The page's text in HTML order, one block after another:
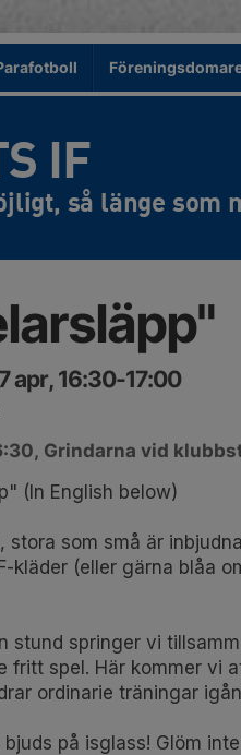
IF
apr, 16:30-17:00
Grindarna vid
(In English below)
stora som små är
kläder (eller gärna blåa
stund springer vi
fritt spel. Här kommer vi
ordinarie träningar
bjuds på isglass! Glöm